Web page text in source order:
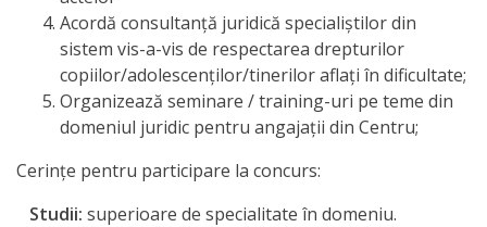
Acordă consultanţă juridică specialiştilor din
sistem vis-a-vis de respectarea drepturilor
copiilor/adolescenţilor/tinerilor aflaţi în dificultate;
Organizează seminare / training-uri pe teme din
domeniul juridic pentru angajaţii din Centru;
Cerinţe pentru participare la concurs:
Studii: superioare de specialitate în domeniu.